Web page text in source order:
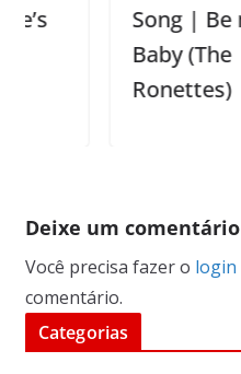
Song | Be my
Baby (The
Ronettes)
Deixe um comentário
Você precisa fazer o login
comentário.
Categorias